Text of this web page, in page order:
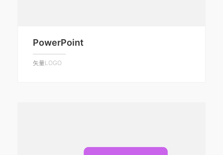
PowerPoint
矢量LOGO